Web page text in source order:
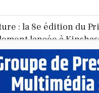
: la 8e édition du
lancée à
du concours littéraire «
lancée ce mercredi 13